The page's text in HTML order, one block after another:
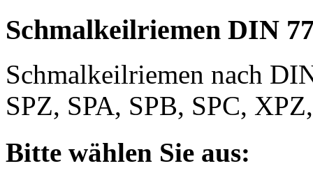
Schmalkeilriemen DIN
Schmalkeilriemen nach
SPZ, SPA, SPB, SPC,
Bitte wählen Sie aus: